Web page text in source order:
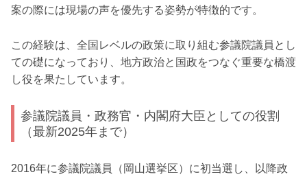
案の際には現場の声を優先する姿勢が特徴的です。
この経験は、全国レベルの政策に取り組む参議院議員とし
ての礎になっており、地方政治と国政をつなぐ重要な橋渡
し役を果たしています。
参議院議員・政務官・内閣府大臣としての役割
（最新2025年まで）
2016年に参議院議員（岡山選挙区）に初当選し、以降政